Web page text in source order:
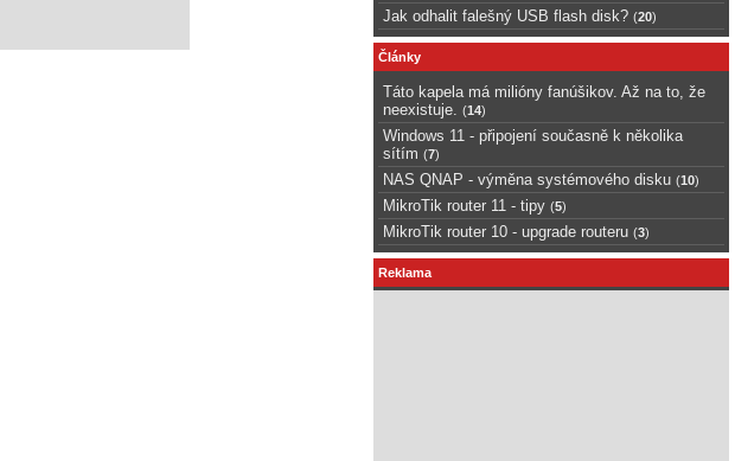
Jak odhalit falešný USB flash disk? (20)
Články
Táto kapela má milióny fanúšikov. Až na to, že
neexistuje.
(14)
Windows 11 - připojení současně k několika
sítím (7)
NAS QNAP - výměna systémového disku (10)
MikroTik router 11 - tipy (5)
MikroTik router 10 - upgrade routeru (3)
Reklama